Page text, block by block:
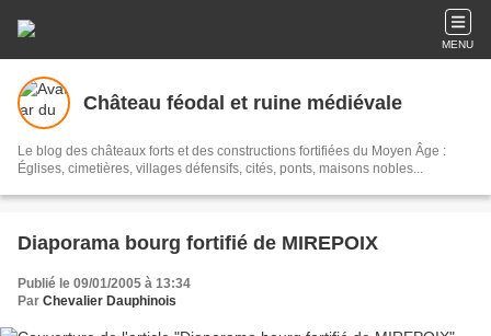
MENU
Château féodal et ruine médiévale
Le blog des châteaux forts et des constructions fortifiées du Moyen Âge :
Églises, cimetières, villages défensifs, cités, ponts, maisons nobles...
Diaporama bourg fortifié de MIREPOIX
Publié le 09/01/2005 à 13:34
Par Chevalier Dauphinois